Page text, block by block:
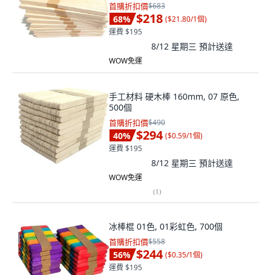
首購折扣價$683
68% $218 ($21.80/1個)
運費 $195
8/12 星期三 預計送達
WOW免運
手工材料 硬木棒 160mm, 07 原色,
500個
首購折扣價$490
40% $294 ($0.59/1個)
運費 $195
8/12 星期三 預計送達
WOW免運
(1)
冰棒棍 01色, 01彩虹色, 700個
首購折扣價$558
56% $244 ($0.35/1個)
運費 $195